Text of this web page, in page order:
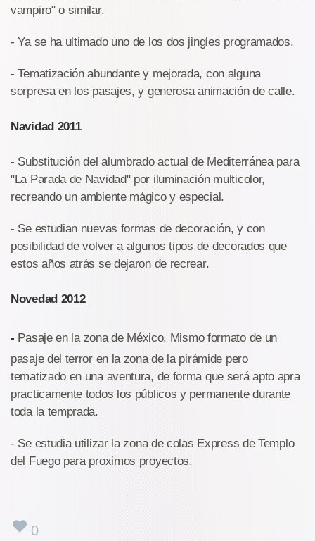
vampiro" o similar.
- Ya se ha ultimado uno de los dos jingles programados.
- Tematización abundante y mejorada, con alguna
sorpresa en los pasajes, y generosa animación de calle.
Navidad 2011
- Substitución del alumbrado actual de Mediterránea para
"La Parada de Navidad" por iluminación multicolor,
recreando un ambiente mágico y especial.
- Se estudian nuevas formas de decoración, y con
posibilidad de volver a algunos tipos de decorados que
estos años atrás se dejaron de recrear.
Novedad 2012
- Pasaje en la zona de México. Mismo formato de un
pasaje del terror en la zona de la pirámide pero
tematizado en una aventura, de forma que será apto apra
practicamente todos los públicos y permanente durante
toda la temprada.
- Se estudia utilizar la zona de colas Express de Templo
del Fuego para proximos proyectos.
0